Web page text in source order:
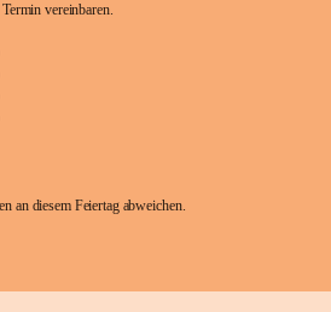
vereinbaren.
an diesem Feiertag abweichen.